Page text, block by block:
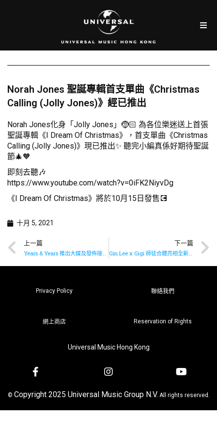
Norah Jones 聖誕專輯首支單曲《Christmas
Calling (Jolly Jones)》經已推出
Norah Jones化身「Jolly Jones」🤶🏻 為各位樂迷送上首張
聖誕專輯《I Dream Of Christmas》，首支單曲《Christmas
Calling (Jolly Jones)》現已推出✨ 聽完小編真係好期待聖誕
節🎄🧡
即刻去聽🎶
https://www.youtube.com/watch?v=0iFK2NiyvDg
《I Dream Of Christmas》將於10月15日發售💽
十月 5, 2021
上一篇
Years & Years 推出大碟及發佈接棒單曲《Crave》
下一篇
Gin Lee x Gigi 師徒合體亮相全新音樂直播節目《GOOD VIBE》網民激讚雙G組合無敵
Privacy Policy 聯絡我們
網上商店 Reservation of Rights
Universal Music Hong Kong
© Copyright 2025 Universal Music Group N.V. All rights reserved.